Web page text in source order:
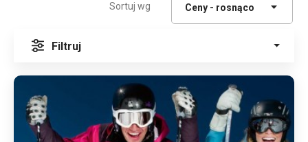
Sortuj wg
Filtruj